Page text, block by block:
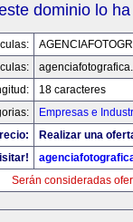
dominio lo
18 caracteres
Empresas e
Realizar una
Serán consideradas